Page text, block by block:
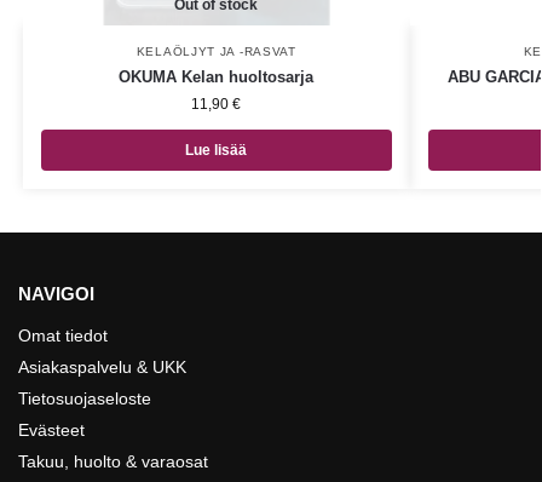
Out of stock
KELAÖLJYT JA -RASVAT
OKUMA Kelan huoltosarja
11,90€
Lue lisää
ABU
NAVIGOI
Omat tiedot
Asiakaspalvelu & UKK
Tietosuojaseloste
Evästeet
Takuu, huolto & varaosat